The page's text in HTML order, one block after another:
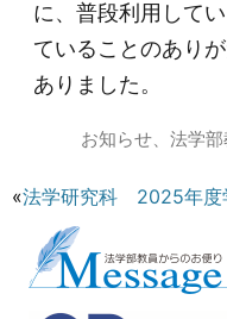
に、普段利用して
ていることのあり
ありました。
お知らせ、 法学部
«法学研究科 2025年度